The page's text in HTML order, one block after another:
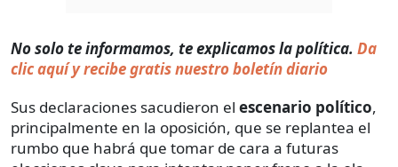
No solo te informamos, te explicamos la política. Da
clic aquí y recibe gratis nuestro boletín diario
Sus declaraciones sacudieron el escenario político,
principalmente en la oposición, que se replantea el
rumbo que habrá que tomar de cara a futuras